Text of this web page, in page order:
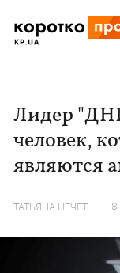
Лидер
человек,
являются
ТАТЬЯНА НЕЧЕТ